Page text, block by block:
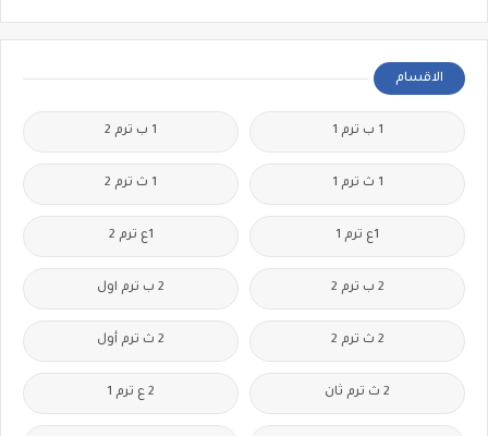
الاقسام
1 ب ترم 1 1 ب ترم 2
1 ث ترم 1 1 ث ترم 2
1ع ترم 1 1ع ترم 2
2 ب ترم 2 2 ب ترم اول
2 ث ترم 2 2 ث ترم أول
2 ث ترم ثان 2 ع ترم 1